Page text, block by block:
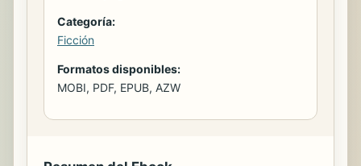
Categoría:
Ficción
Formatos disponibles:
MOBI, PDF, EPUB, AZW